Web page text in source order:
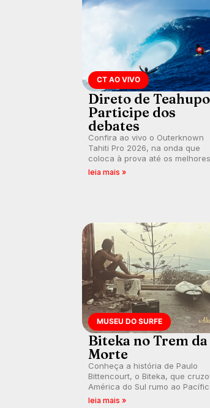
CT AO VIVO
Direto de
Participe dos
debates
Confira ao vivo o Outerknown
Tahiti Pro 2026, na onda que
coloca à prova até os melhores
surfistas do mundo. E participe
leia mais »
MUSEU DO SURFE
Biteka no Trem da
Morte
Conheça a história de Paulo
Bittencourt, o Biteka, que
América do Sul rumo ao
em uma jornada que se tornou
leia mais »